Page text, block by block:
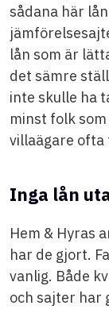
sådana här
lån som är
det sämre
inte skulle ha
minst folk
villaägare
Inga lån
Hem & Hyras
har de gjort.
vanlig. Både
och sajter har